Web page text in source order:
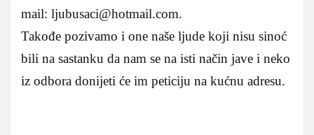
mail: ljubusaci@hotmail.com.
Takođe pozivamo i one naše ljude koji nisu sinoć
bili na sastanku da nam se na isti način jave i neko
iz odbora donijeti će im peticiju na kućnu adresu.